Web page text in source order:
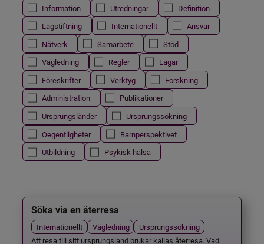
Information Utredningar
Definition
Lagstiftning
Internationellt
Ansvar
Nätverk
Samarbete
Stöd
Vägledning
Regler
Lagar
Föreskrifter
Verktyg
Forskning
Administration
Publikationer
Ursprungsländer
Ursprungssökning
Oegentligheter
Barnperspektivet
Utbildning
Psykisk hälsa
Söka via en återresa
Internationellt Vägledning
Ursprungssökning
Att resa till sitt ursprungsland brukar kallas återresa. Vad